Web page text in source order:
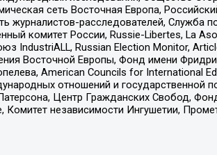
сеть Восточная Европа,
журналистов-расследователей, Служба
комитет России, Russie-Libertes, La
IndustriALL, Russian Election Monitor,
Восточной Европы, Фонд имени
American Councils for International
отношений и государственной
Центр Гражданских Свобод,
независимости Ингушетии,